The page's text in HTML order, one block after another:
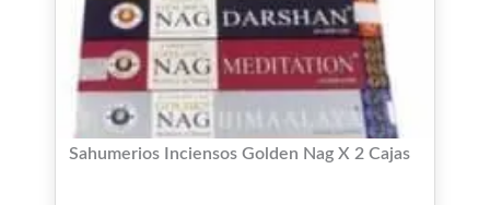
Sahumerios Inciensos Golden Nag X 2 Cajas